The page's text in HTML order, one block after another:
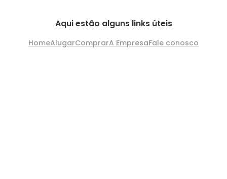
Aqui estão alguns links úteis
HomeAlugarComprarA EmpresaFale conosco